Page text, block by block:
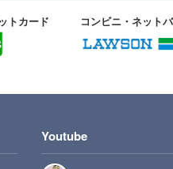
トカード コンビニ・ネット
Youtube